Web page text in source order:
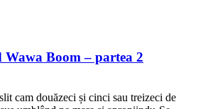
Wawa Boom – partea 2
cam douăzeci și cinci sau treizeci de